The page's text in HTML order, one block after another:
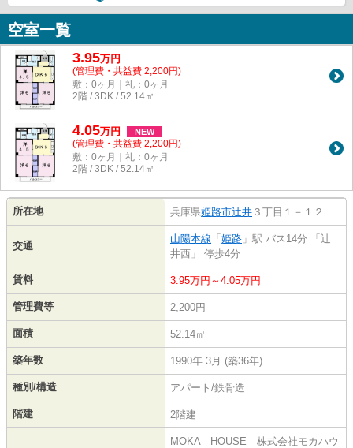
空室一覧
3.95万円
(管理費・共益費 2,200円)
敷：0ヶ月｜礼：0ヶ月
2階 / 3DK / 52.14㎡
4.05万円 NEW
(管理費・共益費 2,200円)
敷：0ヶ月｜礼：0ヶ月
2階 / 3DK / 52.14㎡
所在地 兵庫県姫路市辻井 ３丁目１－１２
交通
山陽本線 「 姫路 」駅 バス14分 「辻
井西」 停歩4分
賃料 3.95万円～4.05万円
管理費等 2,200円
面積 52.14㎡
築年数 1990年 3月 (築36年)
種別/構造 アパート/鉄骨造
階建 2階建
MOKA HOUSE 株式会社モカハウ